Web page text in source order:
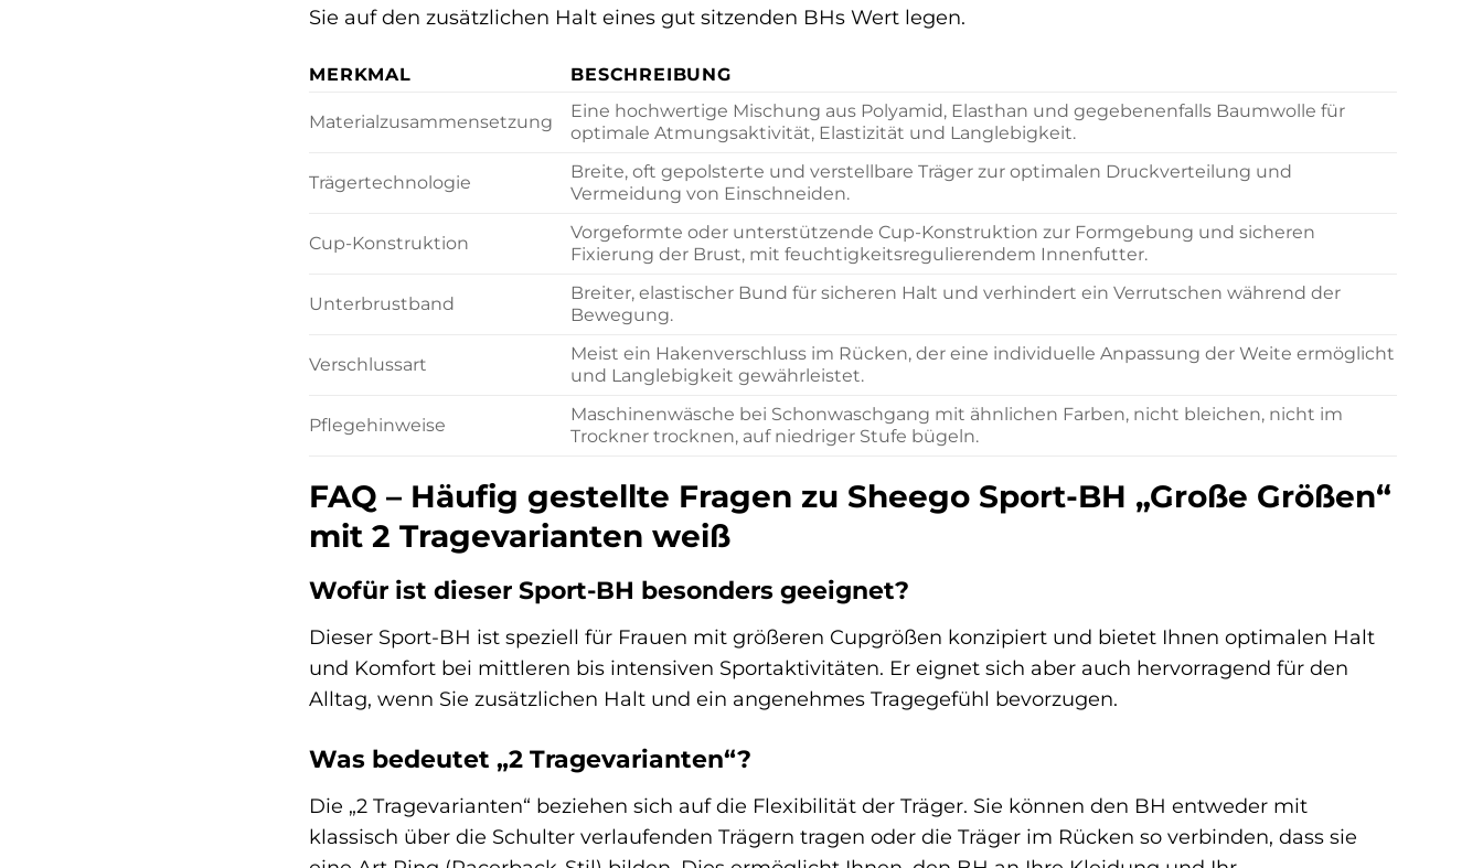
Sie auf den zusätzlichen Halt eines gut sitzenden BHs Wert legen.
MERKMAL BESCHREIBUNG
Materialzusammensetzung
Eine hochwertige Mischung aus Polyamid, Elasthan und gegebenenfalls Baumwolle für
optimale Atmungsaktivität, Elastizität und Langlebigkeit.
Trägertechnologie
Breite, oft gepolsterte und verstellbare Träger zur optimalen Druckverteilung und
Vermeidung von Einschneiden.
Cup-Konstruktion
Vorgeformte oder unterstützende Cup-Konstruktion zur Formgebung und sicheren
Fixierung der Brust, mit feuchtigkeitsregulierendem Innenfutter.
Unterbrustband
Breiter, elastischer Bund für sicheren Halt und verhindert ein Verrutschen während der
Bewegung.
Verschlussart
Meist ein Hakenverschluss im Rücken, der eine individuelle Anpassung der Weite ermöglicht
und Langlebigkeit gewährleistet.
Pflegehinweise
Maschinenwäsche bei Schonwaschgang mit ähnlichen Farben, nicht bleichen, nicht im
Trockner trocknen, auf niedriger Stufe bügeln.
FAQ – Häufig gestellte Fragen zu Sheego Sport-BH „Große Größen“
mit 2 Tragevarianten weiß
Wofür ist dieser Sport-BH besonders geeignet?
Dieser Sport-BH ist speziell für Frauen mit größeren Cupgrößen konzipiert und bietet Ihnen optimalen Halt
und Komfort bei mittleren bis intensiven Sportaktivitäten. Er eignet sich aber auch hervorragend für den
Alltag, wenn Sie zusätzlichen Halt und ein angenehmes Tragegefühl bevorzugen.
Was bedeutet „2 Tragevarianten“?
Die „2 Tragevarianten“ beziehen sich auf die Flexibilität der Träger. Sie können den BH entweder mit
klassisch über die Schulter verlaufenden Trägern tragen oder die Träger im Rücken so verbinden, dass sie